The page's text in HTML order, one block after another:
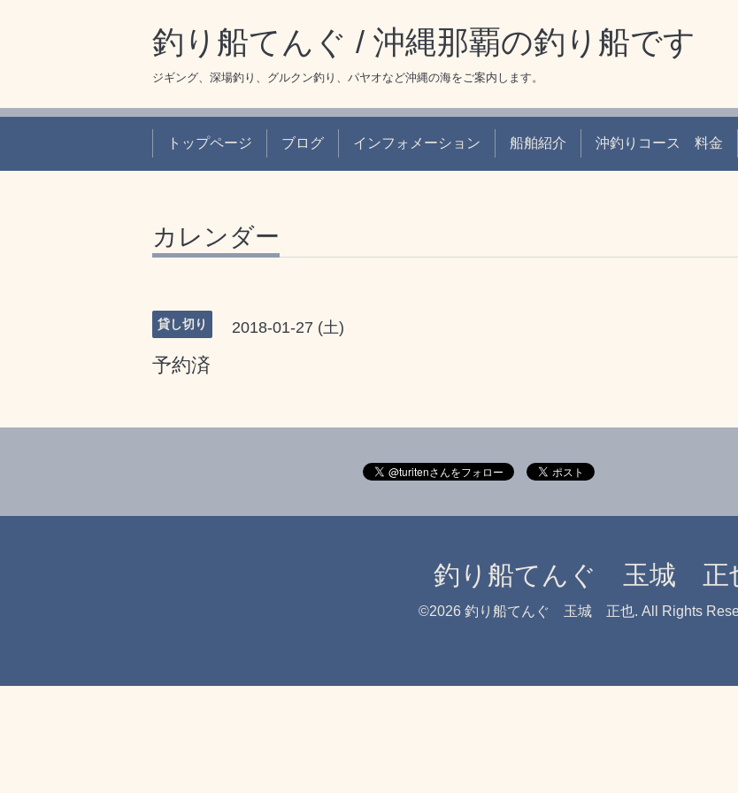
釣り船てんぐ / 沖縄那覇の釣り船です
ジギング、深場釣り、グルクン釣り、パヤオなど沖縄の海をご案内します。
トップページ ブログ インフォメーション 船舶紹介 沖釣りコース 料金
カレンダー
貸し切り 2018-01-27 (土)
予約済
釣り船てんぐ 玉城 正
©2026 釣り船てんぐ 玉城 正也. All Rights